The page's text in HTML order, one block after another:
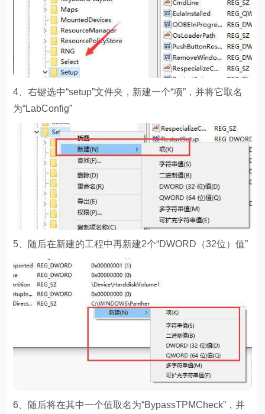
4、右键选中“setup”文件夹，新建一个“项”，并将它取名
为“LabConfig”
5、随后在新建的工程中再新建2个“DWORD（32位）值”
6、随后将在其中一个值取名为“BypassTPMCheck”，并